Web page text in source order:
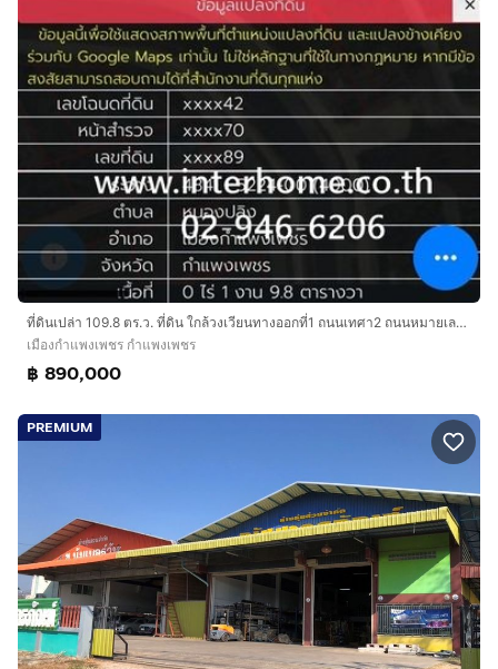
ที่ดินเปล่า 109.8 ตร.ว. ที่ดิน ใกล้วงเวียนทางออกที่1 ถนนเทศา2 ถนนหมายเลข101 ถนนเทศา2 เมืองกำแพงเพชร กำแพงเพชร
เมืองกำแพงเพชร กำแพงเพชร
฿ 890,000
PREMIUM